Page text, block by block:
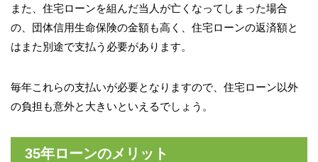
また、住宅ローンを組んだ当人が亡くなってしまった場合
の、団体信用生命保険の金額も高く、住宅ローンの返済額と
はまた別途で支払う必要があります。
毎年これらの支払いが必要となりますので、住宅ローン以外
の負担も意外と大きいといえるでしょう。
35年ローンのメリット